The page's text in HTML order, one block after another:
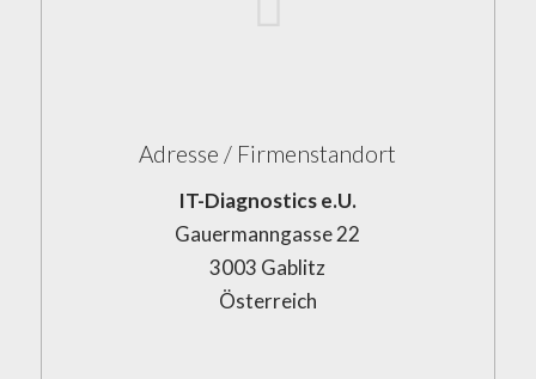
Adresse / Firmenstandort
IT-Diagnostics e.U.
Gauermanngasse 22
3003 Gablitz
Österreich